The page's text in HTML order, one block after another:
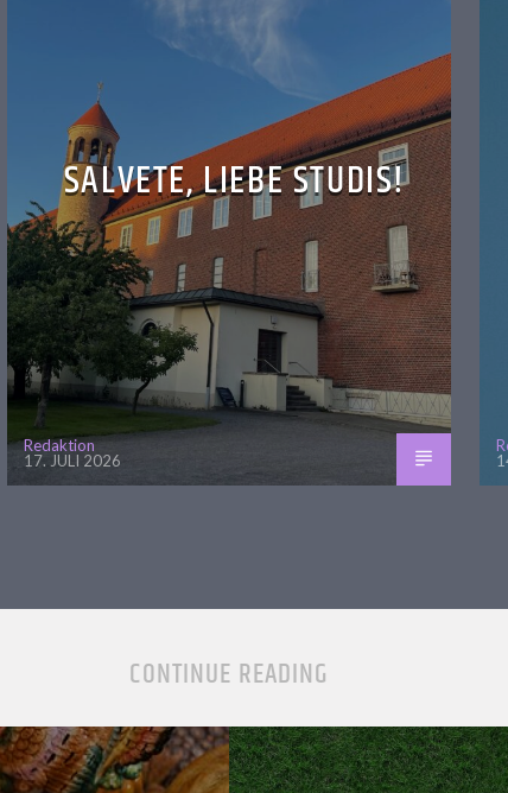
SALVETE, LIEBE STUDIS!
Redaktion
17. JULI 2026
CONTINUE READING